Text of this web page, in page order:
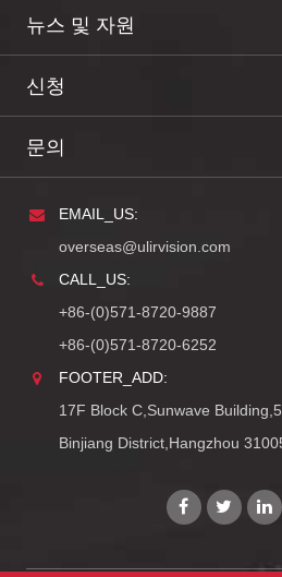
뉴스 및 자원
신청
문의
EMAIL_US:
overseas@ulirvision.com
CALL_US:
+86-(0)571-8720-9887
+86-(0)571-8720-6252
FOOTER_ADD:
17F Block C,Sunwave
Binjiang District,Hangzhou